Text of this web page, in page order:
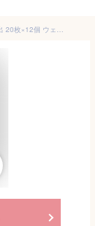
【公式】Babycare 手口ふき 水99.9％ コンパクト 外出 20枚×12個 ウェットティッシュ おしりふき 手口拭き 赤ちゃん 手くちふき ベビー ベビー用 おしりふき コンパクト 出産祝い 厚手 携帯便利 肌にやさしい うるおい 防災グッズ